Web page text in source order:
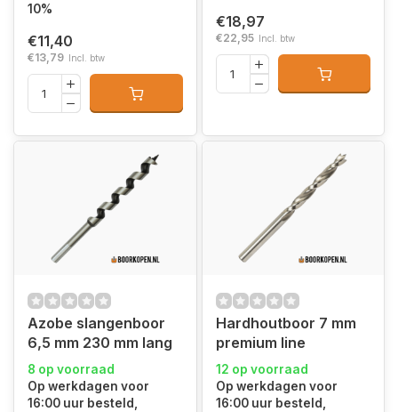
10%
€11,40
€13,79 Incl. btw
€18,97
€22,95 Incl. btw
Azobe slangenboor
6,5 mm 230 mm lang
8 op voorraad
Op werkdagen voor
16:00 uur besteld,
Hardhoutboor 7 mm
premium line
12 op voorraad
Op werkdagen voor
16:00 uur besteld,